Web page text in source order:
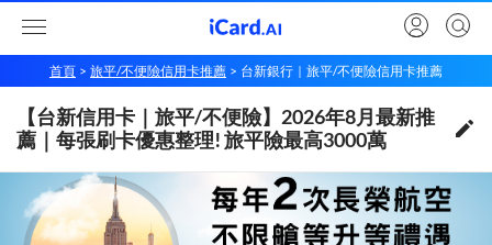
【台新銀行信用卡｜旅平/不便險】2026年8月最新推薦｜每張刷卡優惠整理! 旅平險最高3000萬
旅平/不便險 台新銀行
首頁 旅平/不便險信用卡推薦 台新銀行｜旅平/不便險信用卡推薦
【台新信用卡｜旅平/不便險】2026年8月最新推
薦｜每張刷卡優惠整理! 旅平險最高3000萬